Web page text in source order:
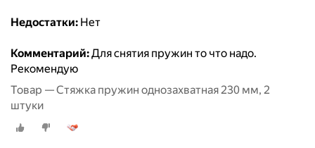
Недостатки: Нет
Комментарий:Для снятия пружин то что надо.
Рекомендую
Товар — Стяжка пружин однозахватная 230 мм, 2
штуки